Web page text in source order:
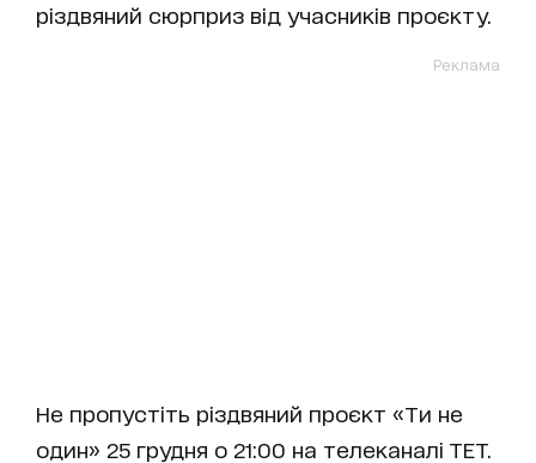
різдвяний сюрприз від учасників проєкту.
Реклама
Не пропустіть різдвяний проєкт «Ти не
один» 25 грудня о 21:00 на телеканалі ТЕТ.